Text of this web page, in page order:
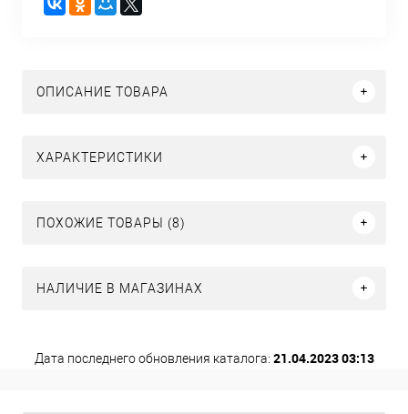
ОПИСАНИЕ ТОВАРА
ХАРАКТЕРИСТИКИ
ПОХОЖИЕ ТОВАРЫ (8)
НАЛИЧИЕ В МАГАЗИНАХ
Дата последнего обновления каталога: 21.04.2023 03:13